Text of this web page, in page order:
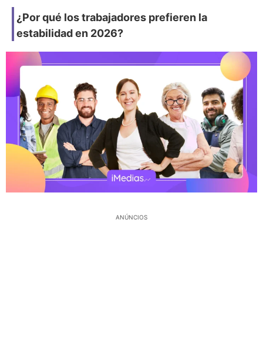
¿Por qué los trabajadores prefieren la
estabilidad en 2026?
ANÚNCIOS